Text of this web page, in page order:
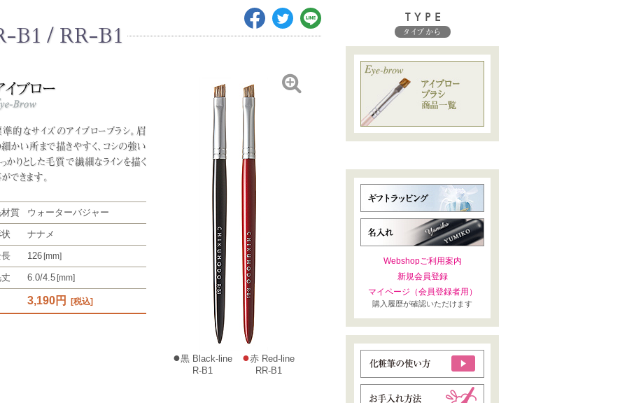
B1 / RR-B1
的なサイズのアイブローブラシ。眉
かい所まで描きやすく、コシの強い
かりとした毛質で繊細なラインを描く
できます。
質 ウォーターバジャー
ナナメ
126 [mm]
6.0/4.5 [mm]
3,190円 [税込]
●黒 Black-line
R-B1
●赤 Red-line
RR-B1
TYPE
タイプから
Webshopご利用案内
新規会員登録
マイページ（会員登録者用）
購入履歴が確認いただけます